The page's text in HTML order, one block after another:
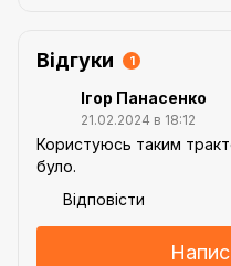
Відгуки 1
Ігор Панасенко
21.02.2024 в 18:12
Користуюсь таким
було.
Відповісти